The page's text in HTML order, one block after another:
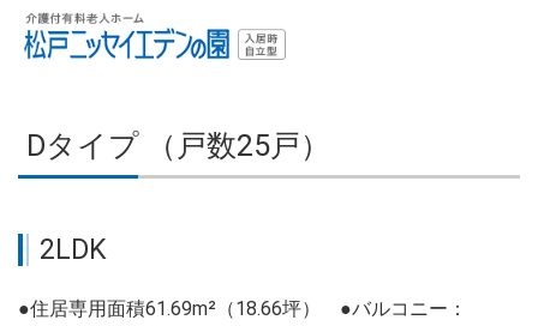
Dタイプ （戸数25戸）
2LDK
●住居専用面積61.69m²（18.66坪） ●バルコニー：